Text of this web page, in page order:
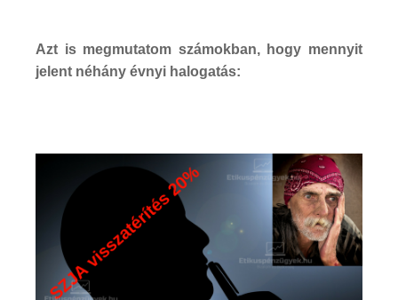
Azt is megmutatom számokban, hogy mennyit
jelent néhány évnyi halogatás: